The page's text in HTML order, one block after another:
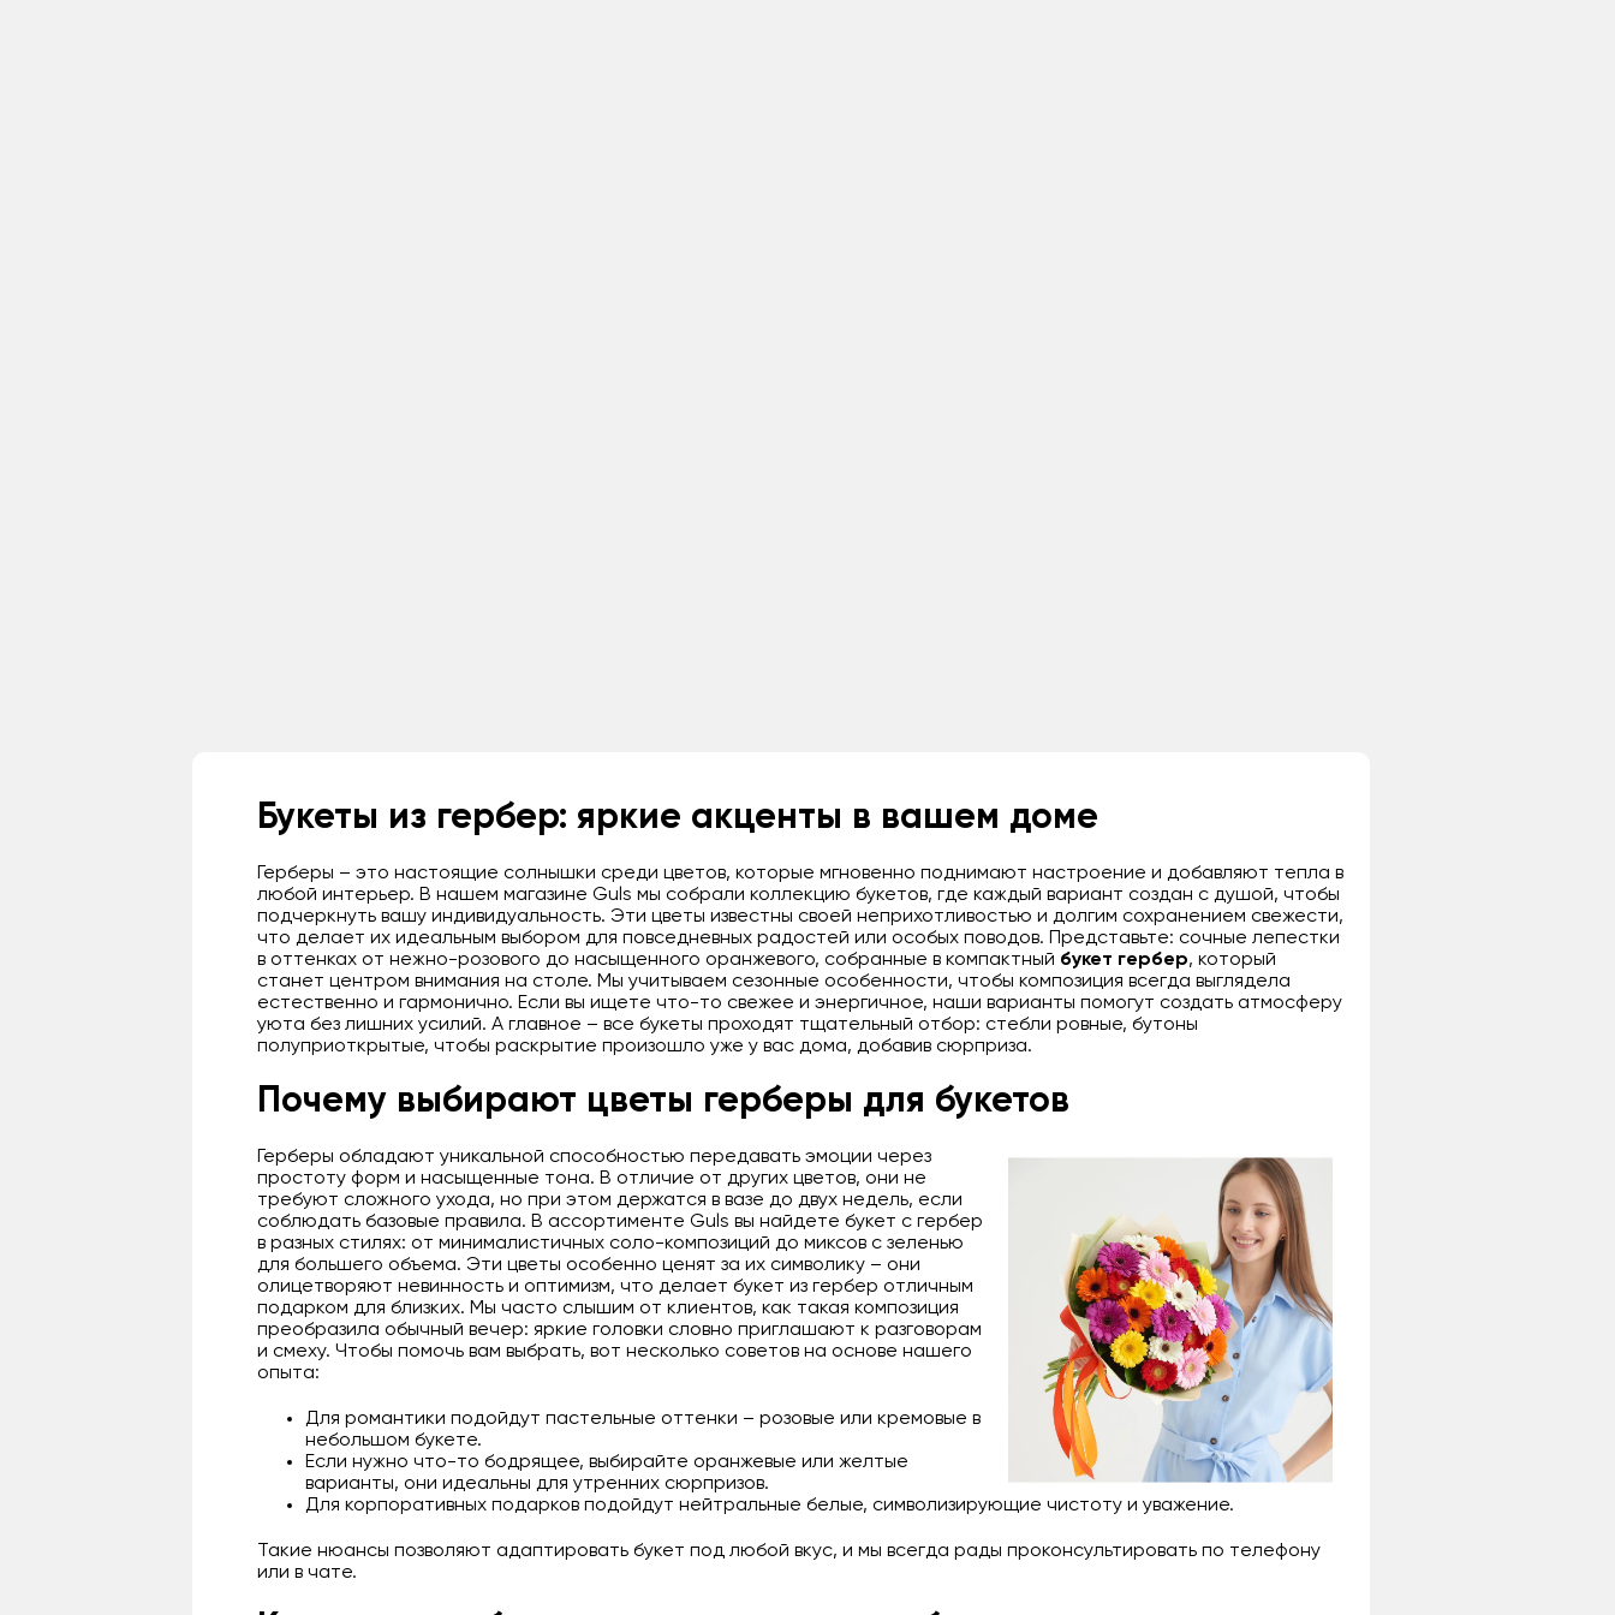
Букеты из гербер: яркие акценты в вашем доме
Герберы – это настоящие солнышки среди цветов, которые мгновенно поднимают настроение и добавляют тепла в
любой интерьер. В нашем магазине Guls мы собрали коллекцию букетов, где каждый вариант создан с душой, чтобы
подчеркнуть вашу индивидуальность. Эти цветы известны своей неприхотливостью и долгим сохранением свежести,
что делает их идеальным выбором для повседневных радостей или особых поводов. Представьте: сочные лепестки
в оттенках от нежно-розового до насыщенного оранжевого, собранные в компактный букет гербер, который
станет центром внимания на столе. Мы учитываем сезонные особенности, чтобы композиция всегда выглядела
естественно и гармонично. Если вы ищете что-то свежее и энергичное, наши варианты помогут создать атмосферу
уюта без лишних усилий. А главное – все букеты проходят тщательный отбор: стебли ровные, бутоны
полуприоткрытые, чтобы раскрытие произошло уже у вас дома, добавив сюрприза.
Почему выбирают цветы герберы для букетов
Герберы обладают уникальной способностью передавать эмоции через
простоту форм и насыщенные тона. В отличие от других цветов, они не
требуют сложного ухода, но при этом держатся в вазе до двух недель, если
соблюдать базовые правила. В ассортименте Guls вы найдете букет с гербер
в разных стилях: от минималистичных соло-композиций до миксов с зеленью
для большего объема. Эти цветы особенно ценят за их символику – они
олицетворяют невинность и оптимизм, что делает букет из гербер отличным
подарком для близких. Мы часто слышим от клиентов, как такая композиция
преобразила обычный вечер: яркие головки словно приглашают к разговорам
и смеху. Чтобы помочь вам выбрать, вот несколько советов на основе нашего
опыта:
Для романтики подойдут пастельные оттенки – розовые или кремовые в
небольшом букете.
Если нужно что-то бодрящее, выбирайте оранжевые или желтые
варианты, они идеальны для утренних сюрпризов.
Для корпоративных подарков подойдут нейтральные белые, символизирующие чистоту и уважение.
Такие нюансы позволяют адаптировать букет под любой вкус, и мы всегда рады проконсультировать по телефону
или в чате.